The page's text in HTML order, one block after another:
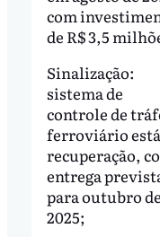
com
de R$ 3,5
Sinalização:
sistema de
controle de
ferroviário
recuperação,
entrega
para outubro de
2025;